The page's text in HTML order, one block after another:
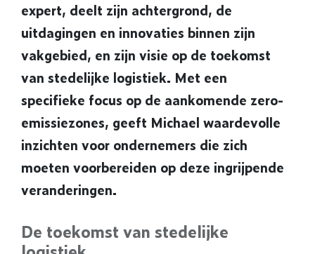
expert, deelt zijn achtergrond, de
uitdagingen en innovaties binnen zijn
vakgebied, en zijn visie op de toekomst
van stedelijke logistiek. Met een
specifieke focus op de aankomende zero-
emissiezones, geeft Michael waardevolle
inzichten voor ondernemers die zich
moeten voorbereiden op deze ingrijpende
veranderingen.
De toekomst van stedelijke